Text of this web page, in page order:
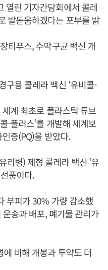
열린 기자간담회에서 콜레
발돋움하겠다는 포부를 밝
티푸스, 수막구균 백신 개
용 콜레라 백신 ‘유비콜-
계 최초로 플라스틱 튜브
-플러스’를 개발해 세계보
증(PQ)을 받았다.
리병) 제형 콜레라 백신 ‘유
품이다.
부피가 30% 가량 감소했
송과 배포, 폐기물 관리가
비해 개봉과 투약도 더